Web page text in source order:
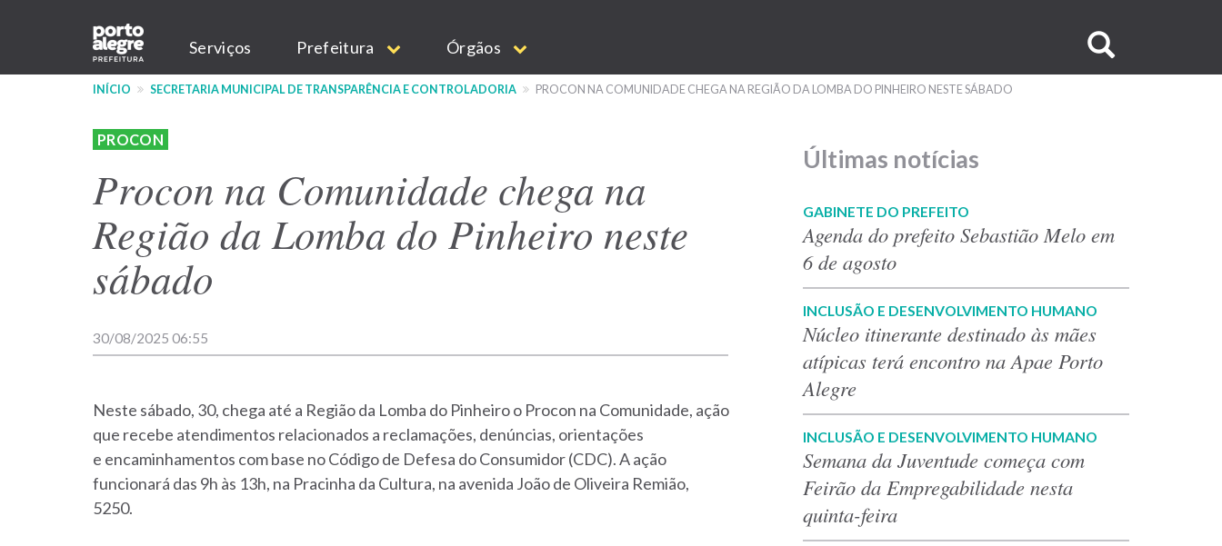
conteúdo
Main
navigation
Serviços Prefeitura Órgãos
no
INÍCIO SECRETARIA MUNICIPAL DE TRANSPARÊNCIA E CONTROLADORIA PROCON NA COMUNIDADE CHEGA NA REGIÃO DA LOMBA DO PINHEIRO NESTE SÁBADO
PROCON
Procon na Comunidade chega na
Região da Lomba do Pinheiro neste
sábado
30/08/2025 06:55
Neste sábado, 30, chega até a Região da Lomba do Pinheiro o Procon na Comunidade, ação
que recebe atendimentos relacionados a reclamações, denúncias, orientações
e encaminhamentos com base no Código de Defesa do Consumidor (CDC). A ação
funcionará das 9h às 13h, na Pracinha da Cultura, na avenida João de Oliveira Remião,
5250.
Últimas notícias
GABINETE DO PREFEITO
Agenda do prefeito Sebastião Melo em
6 de agosto
INCLUSÃO E DESENVOLVIMENTO HUMANO
Núcleo itinerante destinado às mães
atípicas terá encontro na Apae Porto
Alegre
INCLUSÃO E DESENVOLVIMENTO HUMANO
Semana da Juventude começa com
Feirão da Empregabilidade nesta
quinta-feira